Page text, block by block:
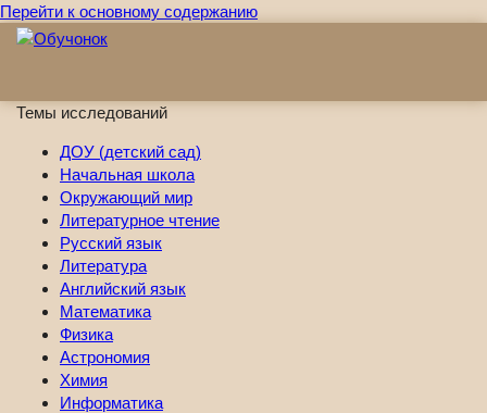
Перейти к основному содержанию
Темы исследований
ДОУ (детский сад)
Начальная школа
Окружающий мир
Литературное чтение
Русский язык
Литература
Английский язык
Математика
Физика
Астрономия
Химия
Информатика